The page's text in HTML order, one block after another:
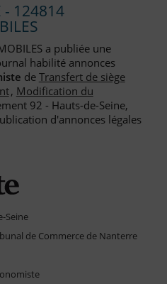
Légales
- 124814
a publiée une
habilité annonces
deTransfert de siège
, Modification du
92 - Hauts-de-Seine,
d'annonces légales
Seine
de Commerce de Nanterre